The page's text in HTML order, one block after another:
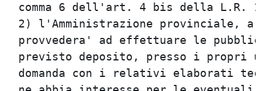
comma 6 dell'art. 4 bis della L.R.
2) l'Amministrazione provinciale, a
provvedera' ad effettuare le
previsto deposito, presso i propri
domanda con i relativi elaborati